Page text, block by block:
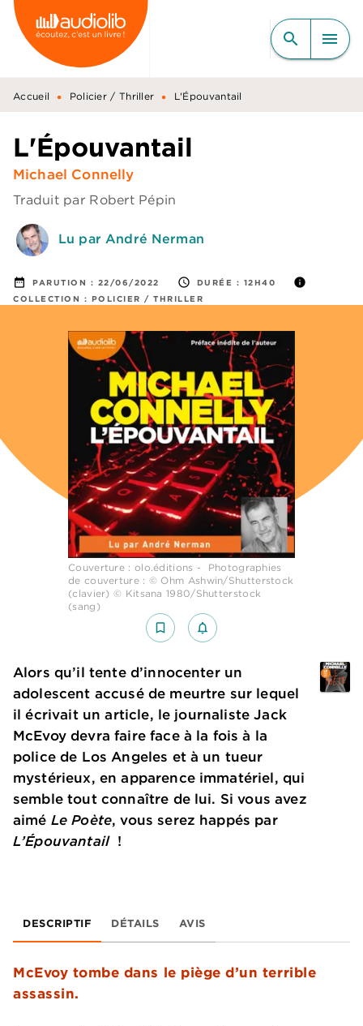
MENU RECHERCHE
CONTENU
PIED DE PAGE
search menu
Accueil • Policier / Thriller • L'Épouvantail
L'Épouvantail
Michael Connelly
Traduit par Robert Pépin
Lu par André Nerman
date_range PARUTION : 22/06/2022 access_time DURÉE : 12H40 info
COLLECTION : POLICIER / THRILLER
Couverture : olo.éditions - Photographies
de couverture : © Ohm Ashwin/Shutterstock
(clavier) © Kitsana 1980/Shutterstock
(sang)
bookmark_border notifications_none_outlined
Alors qu’il tente d’innocenter un
adolescent accusé de meurtre sur lequel
il écrivait un article, le journaliste Jack
McEvoy devra faire face à la fois à la
police de Los Angeles et à un tueur
mystérieux, en apparence immatériel, qui
semble tout connaître de lui. Si vous avez
aimé Le Poète, vous serez happés par
L’Épouvantail!
DESCRIPTIF DÉTAILS AVIS
McEvoy tombe dans le piège d’un terrible
assassin.